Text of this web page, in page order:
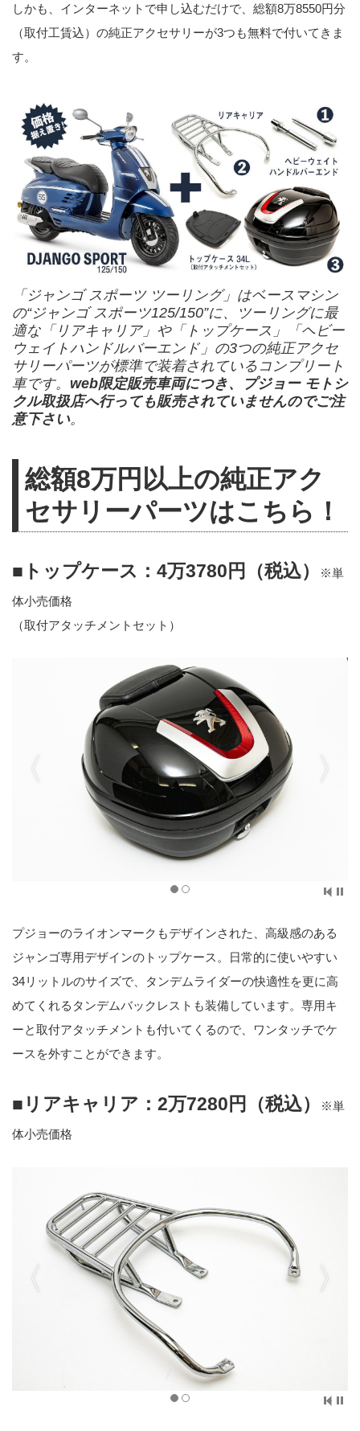
しかも、インターネットで申し込むだけで、総額8万8550円分
（取付工賃込）の純正アクセサリーが3つも無料で付いてきま
す。
「ジャンゴ スポーツ ツーリング」はベースマシン
の“ジャンゴ スポーツ125/150”に、ツーリングに最
適な「リアキャリア」や「トップケース」「ヘビー
ウェイトハンドルバーエンド」の3つの純正アクセ
サリーパーツが標準で装着されているコンプリート
車です。 web限定販売車両につき、プジョー モトシ
クル取扱店へ行っても販売されていませんのでご注
意下さい。
総額8万円以上の純正アク
セサリーパーツはこちら！
■トップケース：4万3780円（税込） ※単
体小売価格
（取付アタッチメントセット）
プジョーのライオンマークもデザインされた、高級感のある
ジャンゴ専用デザインのトップケース。日常的に使いやすい
34リットルのサイズで、タンデムライダーの快適性を更に高
めてくれるタンデムバックレストも装備しています。専用キ
ーと取付アタッチメントも付いてくるので、ワンタッチでケ
ースを外すことができます。
■リアキャリア：2万7280円（税込） ※単
体小売価格